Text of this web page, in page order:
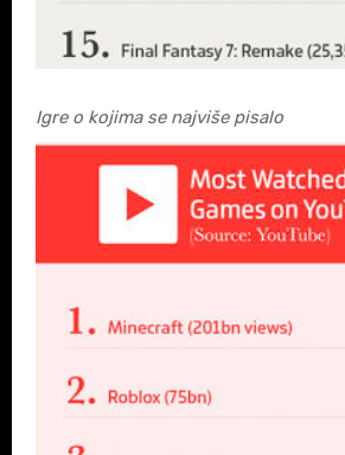
Igre o kojima se najviše pisalo